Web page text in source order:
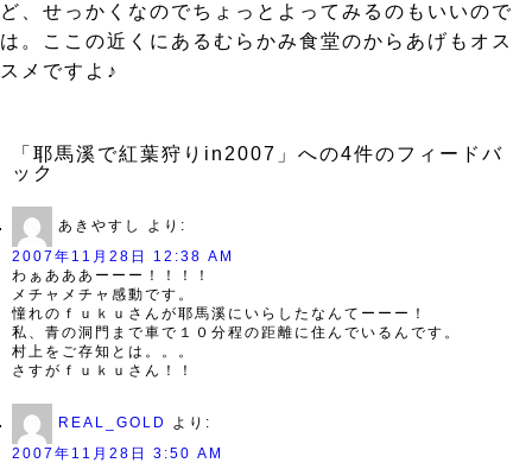
ど、せっかくなのでちょっとよってみるのもいいので
は。ここの近くにあるむらかみ食堂のからあげもオス
スメですよ♪
「耶馬溪で紅葉狩りin2007」への4件のフィードバ
ック
あきやすし
より:
2007年11月28日 12:38 AM
わぁあああーーー！！！！
メチャメチャ感動です。
憧れのｆｕｋｕさんが耶馬溪にいらしたなんてーーー！
私、青の洞門まで車で１０分程の距離に住んでいるんです。
村上をご存知とは。。。
さすがｆｕｋｕさん！！
REAL_GOLD
より:
2007年11月28日 3:50 AM